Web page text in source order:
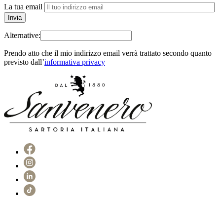
La tua email
Alternative:
Prendo atto che il mio indirizzo email verrà trattato secondo quanto
previsto dall’informativa privacy